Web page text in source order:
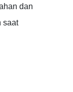
dan
saat